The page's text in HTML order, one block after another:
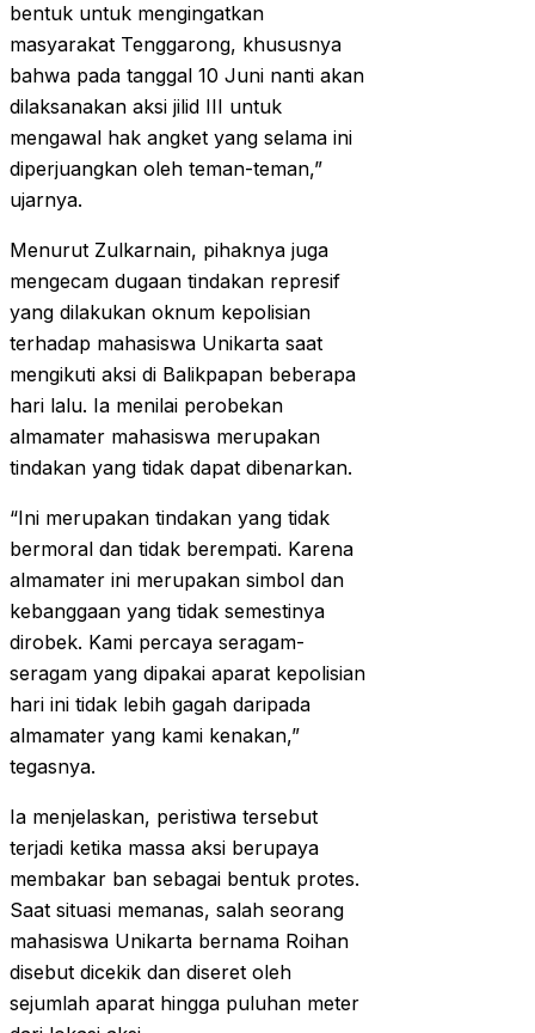
bentuk untuk mengingatkan
masyarakat Tenggarong, khususnya
bahwa pada tanggal 10 Juni nanti akan
dilaksanakan aksi jilid III untuk
mengawal hak angket yang selama ini
diperjuangkan oleh teman-teman,”
ujarnya.
Menurut Zulkarnain, pihaknya juga
mengecam dugaan tindakan represif
yang dilakukan oknum kepolisian
terhadap mahasiswa Unikarta saat
mengikuti aksi di Balikpapan beberapa
hari lalu. Ia menilai perobekan
almamater mahasiswa merupakan
tindakan yang tidak dapat dibenarkan.
“Ini merupakan tindakan yang tidak
bermoral dan tidak berempati. Karena
almamater ini merupakan simbol dan
kebanggaan yang tidak semestinya
dirobek. Kami percaya seragam-
seragam yang dipakai aparat kepolisian
hari ini tidak lebih gagah daripada
almamater yang kami kenakan,”
tegasnya.
Ia menjelaskan, peristiwa tersebut
terjadi ketika massa aksi berupaya
membakar ban sebagai bentuk protes.
Saat situasi memanas, salah seorang
mahasiswa Unikarta bernama Roihan
disebut dicekik dan diseret oleh
sejumlah aparat hingga puluhan meter